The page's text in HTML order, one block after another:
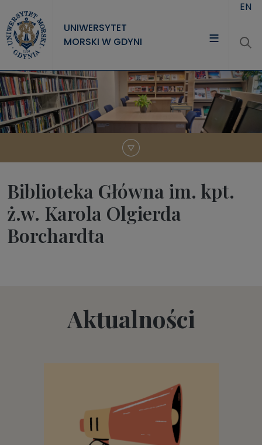
UNIWERSYTET
MORSKI W GDYNI
UNIWERSYTET
STUDIA
NAUKA
EN
Biblioteka Główna im. kpt.
ż.w. Karola Olgierda
Borchardta
Aktualności